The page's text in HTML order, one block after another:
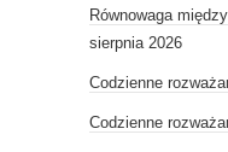
Równowaga
sierpnia 2026
Codzienne
Codzienne